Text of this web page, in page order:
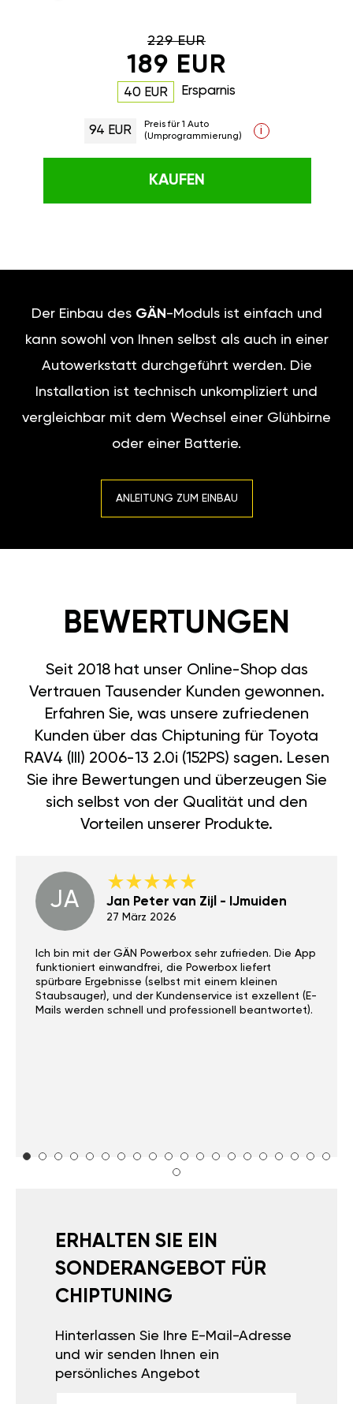
229 EUR
189 EUR
40 EUR Ersparnis
94 EUR
Preis für 1 Auto
(Umprogrammierung)
i
KAUFEN
Der Einbau des GÄN -Moduls ist einfach und
kann sowohl von Ihnen selbst als auch in einer
Autowerkstatt durchgeführt werden. Die
Installation ist technisch unkompliziert und
vergleichbar mit dem Wechsel einer Glühbirne
oder einer Batterie.
ANLEITUNG ZUM EINBAU
BEWERTUNGEN
Seit 2018 hat unser Online-Shop das
Vertrauen Tausender Kunden gewonnen.
Erfahren Sie, was unsere zufriedenen
Kunden über das Chiptuning für Toyota
RAV4 (III) 2006-13 2.0i (152PS) sagen. Lesen
Sie ihre Bewertungen und überzeugen Sie
sich selbst von der Qualität und den
Vorteilen unserer Produkte.
JA Jan Peter van Zijl - IJmuiden
27 März 2026
Ich bin mit der GÄN Powerbox sehr zufrieden. Die App
funktioniert einwandfrei, die Powerbox liefert
spürbare Ergebnisse (selbst mit einem kleinen
Staubsauger), und der Kundenservice ist exzellent (E-
Mails werden schnell und professionell beantwortet).
ERHALTEN SIE EIN
SONDERANGEBOT FÜR
CHIPTUNING
Hinterlassen Sie Ihre E-Mail-Adresse
und wir senden Ihnen ein
persönliches Angebot